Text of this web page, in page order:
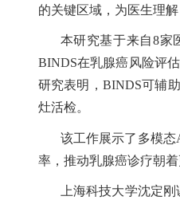
的关键区域，为医生理
本研究基于来自8家
BINDS在乳腺癌风险评
研究表明，BINDS可辅
灶活检。
该工作展示了多模态
率，推动乳腺癌诊疗朝
上海科技大学沈定